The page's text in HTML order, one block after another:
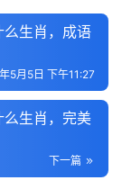
生肖，成语
5月5日 下午11:27
生肖，完美
下一篇